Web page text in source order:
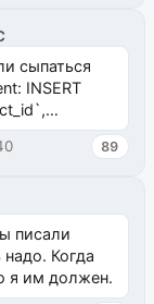
сыпаться
INSERT
89
писали
Когда
я им должен.